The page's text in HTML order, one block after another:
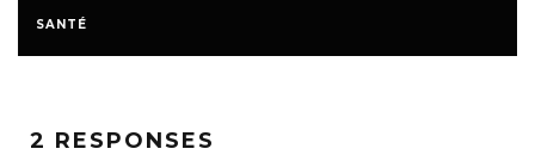
SANTÉ
2 RESPONSES